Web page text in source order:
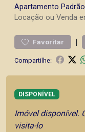
Apartamento Padrão
Locação ou Venda
Favoritar |
Compartilhe:
DISPONÍVEL
Imóvel disponível.
visita-lo